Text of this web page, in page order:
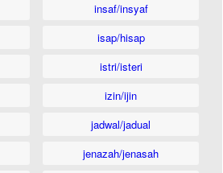
insaf/insyaf
isap/hisap
istri/isteri
izin/ijin
jadwal/jadual
jenazah/jenasah